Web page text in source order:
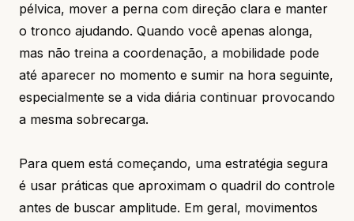
pélvica, mover a perna com direção clara e manter
o tronco ajudando. Quando você apenas alonga,
mas não treina a coordenação, a mobilidade pode
até aparecer no momento e sumir na hora seguinte,
especialmente se a vida diária continuar provocando
a mesma sobrecarga.
Para quem está começando, uma estratégia segura
é usar práticas que aproximam o quadril do controle
antes de buscar amplitude. Em geral, movimentos